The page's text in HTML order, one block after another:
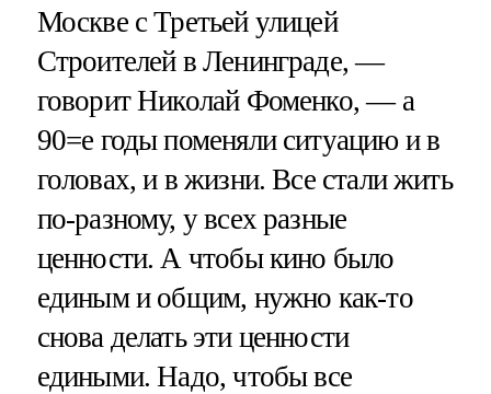
Москве с Третьей улицей
Строителей в Ленинграде, —
говорит Николай Фоменко, — а
90=е годы поменяли ситуацию и в
головах, и в жизни. Все стали жить
по-разному, у всех разные
ценности. А чтобы кино было
единым и общим, нужно как-то
снова делать эти ценности
едиными. Надо, чтобы все